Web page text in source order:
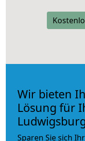
Wir bieten
Lösung für
Sparen Sie sich